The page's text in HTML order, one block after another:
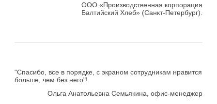
ООО «Производственная корпорация
Балтийский Хлеб» (Санкт-Петербург).
"Спасибо, все в порядке, с экраном сотрудникам нравится
больше, чем без него"!
Ольга Анатольевна Семьякина, офис-менеджер